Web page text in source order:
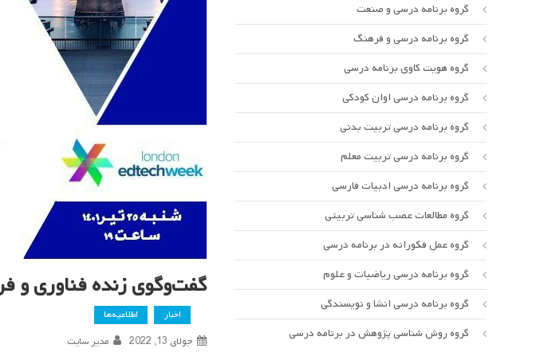
گفت‌وگوی زنده فناوری و
اخبار اطلاعیه‌ها
جولای 13, 2022 مدیر سایت
گروه برنامه درسی و صنعت
گروه برنامه درسی و فرهنگ
گروه هویت کاوی برنامه درسی
گروه برنامه درسی اوان کودکی
گروه برنامه درسی تربیت بدنی
گروه برنامه درسی تربیت معلم
گروه برنامه درسی ادبیات فارسی
گروه مطالعات عصب شناسی تربیتی
گروه عمل فکورانه در برنامه درسی
گروه برنامه درسی ریاضیات و علوم
گروه برنامه درسی انشا و نویسندگی
گروه روش شناسی پژوهش در برنامه درسی